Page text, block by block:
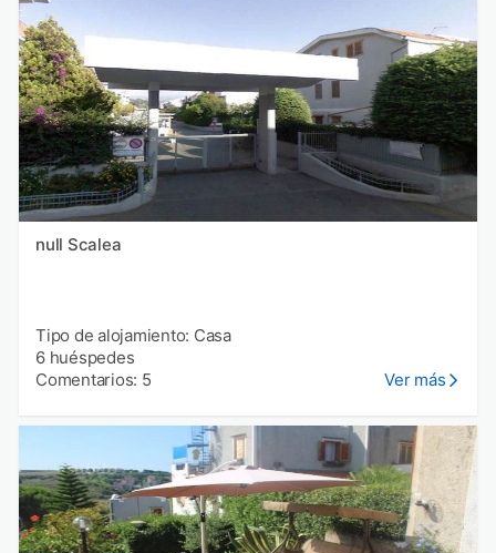
null Scalea
Tipo de alojamiento: Casa
6 huéspedes
Comentarios: 5
Ver más